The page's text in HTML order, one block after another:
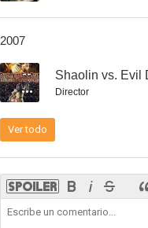
2007
-- Shaolin vs. Evil
Director
Ver todo